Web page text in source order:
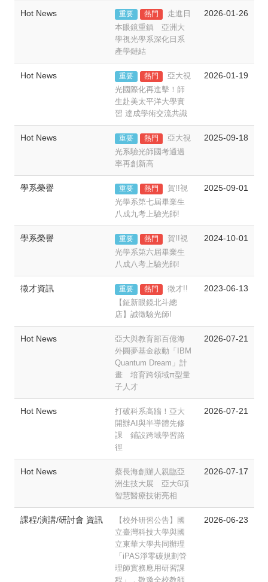
Hot News 重要 熱門
走進日
本眼鏡重鎮 亞洲大
學視光學系深化日系
產學鏈結
2026-01-26
Hot News 重要 熱門
亞大視
光國際化再進擊！師
生赴美太平洋大學實
習 達成學術交流共識
2026-01-19
Hot News 重要 熱門
亞大視
光系驗光師國考通過
率再創新高
2025-09-18
學系榮譽 重要 熱門
賀!!視
光學系第七屆畢業生
八成九考上驗光師!
2025-09-01
學系榮譽 重要 熱門
賀!!視
光學系第六屆畢業生
八成八考上驗光師!
2024-10-01
徵才資訊 重要 熱門
徵才!!
【鉦新眼鏡北斗總
店】誠徵驗光師!
2023-06-13
Hot News
亞大與教育部百億海
外圓夢基金啟動「IBM
Quantum Dream」計
畫 培育跨領域π型量
子人才
2026-07-21
Hot News
打破科系高牆！亞大
開辦AI與半導體先修
課 鋪設跨域學習路
徑
2026-07-21
Hot News
蔡長海創辦人親臨亞
洲生技大展 亞大6項
智慧醫療技術亮相
2026-07-17
課程/演講/研討會 資訊
【校外研習公告】國
立臺灣科技大學與國
立東華大學共同辦理
「iPAS淨零碳規劃管
理師實務應用研習課
程」，敬邀全校教師
2026-06-23